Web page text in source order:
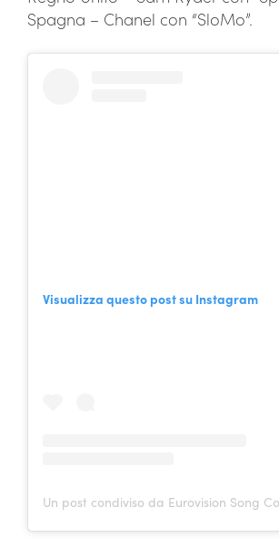
Spagna – Chanel con “SloMo”.
Visualizza questo post su Instagram